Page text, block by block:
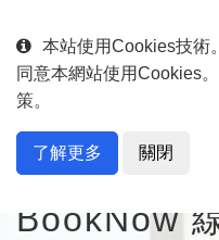
本站使用Cookies技術
同意本網站使用Cookies
策。
了解更多 關閉
專為寵物服務行業量
BookNow